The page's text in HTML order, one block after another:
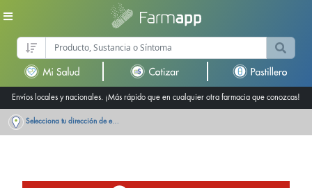
Envíos locales y nacionales. ¡Más rápido que en cualquier otra farmacia que conozcas!
Selecciona tu dirección de entrega